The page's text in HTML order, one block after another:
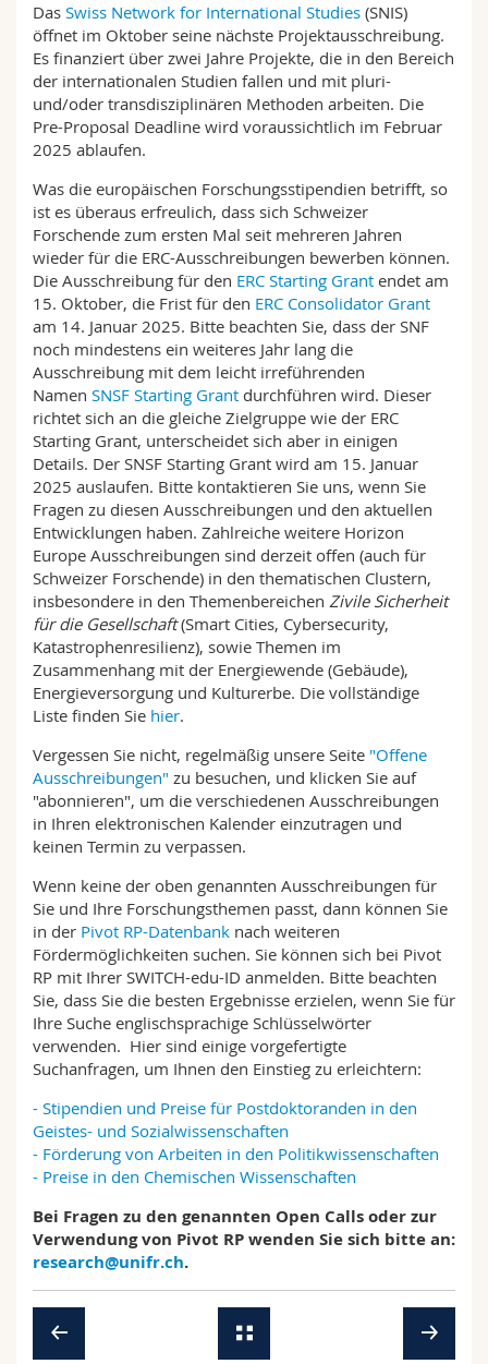
Das Swiss Network for International Studies (SNIS)
öffnet im Oktober seine nächste Projektausschreibung.
Es finanziert über zwei Jahre Projekte, die in den Bereich
der internationalen Studien fallen und mit pluri-
und/oder transdisziplinären Methoden arbeiten. Die
Pre-Proposal Deadline wird voraussichtlich im Februar
2025 ablaufen.
Was die europäischen Forschungsstipendien betrifft, so
ist es überaus erfreulich, dass sich Schweizer
Forschende zum ersten Mal seit mehreren Jahren
wieder für die ERC-Ausschreibungen bewerben können.
Die Ausschreibung für den ERC Starting Grant endet am
15. Oktober, die Frist für den ERC Consolidator Grant
am 14. Januar 2025. Bitte beachten Sie, dass der SNF
noch mindestens ein weiteres Jahr lang die
Ausschreibung mit dem leicht irreführenden
Namen SNSF Starting Grant durchführen wird. Dieser
richtet sich an die gleiche Zielgruppe wie der ERC
Starting Grant, unterscheidet sich aber in einigen
Details. Der SNSF Starting Grant wird am 15. Januar
2025 auslaufen. Bitte kontaktieren Sie uns, wenn Sie
Fragen zu diesen Ausschreibungen und den aktuellen
Entwicklungen haben. Zahlreiche weitere Horizon
Europe Ausschreibungen sind derzeit offen (auch für
Schweizer Forschende) in den thematischen Clustern,
insbesondere in den Themenbereichen Zivile Sicherheit
für die Gesellschaft(Smart Cities, Cybersecurity,
Katastrophenresilienz), sowie Themen im
Zusammenhang mit der Energiewende (Gebäude),
Energieversorgung und Kulturerbe. Die vollständige
Liste finden Sie hier.
Vergessen Sie nicht, regelmäßig unsere Seite "Offene
Ausschreibungen" zu besuchen, und klicken Sie auf
"abonnieren", um die verschiedenen Ausschreibungen
in Ihren elektronischen Kalender einzutragen und
keinen Termin zu verpassen.
Wenn keine der oben genannten Ausschreibungen für
Sie und Ihre Forschungsthemen passt, dann können Sie
in der Pivot RP-Datenbank nach weiteren
Fördermöglichkeiten suchen. Sie können sich bei Pivot
RP mit Ihrer SWITCH-edu-ID anmelden. Bitte beachten
Sie, dass Sie die besten Ergebnisse erzielen, wenn Sie für
Ihre Suche englischsprachige Schlüsselwörter
verwenden. Hier sind einige vorgefertigte
Suchanfragen, um Ihnen den Einstieg zu erleichtern:
- Stipendien und Preise für Postdoktoranden in den
Geistes- und Sozialwissenschaften
- Förderung von Arbeiten in den Politikwissenschaften
- Preise in den Chemischen Wissenschaften
Bei Fragen zu den genannten Open Calls oder zur
Verwendung von Pivot RP wenden Sie sich bitte an:
research@unifr.ch.